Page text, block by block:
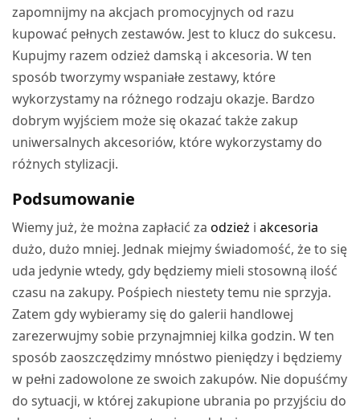
zapomnijmy na akcjach promocyjnych od razu
kupować pełnych zestawów. Jest to klucz do sukcesu.
Kupujmy razem odzież damską i akcesoria. W ten
sposób tworzymy wspaniałe zestawy, które
wykorzystamy na różnego rodzaju okazje. Bardzo
dobrym wyjściem może się okazać także zakup
uniwersalnych akcesoriów, które wykorzystamy do
różnych stylizacji.
Podsumowanie
Wiemy już, że można zapłacić zaodzież iakcesoria
dużo, dużo mniej. Jednak miejmy świadomość, że to się
uda jedynie wtedy, gdy będziemy mieli stosowną ilość
czasu na zakupy. Pośpiech niestety temu nie sprzyja.
Zatem gdy wybieramy się do galerii handlowej
zarezerwujmy sobie przynajmniej kilka godzin. W ten
sposób zaoszczędzimy mnóstwo pieniędzy i będziemy
w pełni zadowolone ze swoich zakupów. Nie dopuśćmy
do sytuacji, w której zakupione ubrania po przyjściu do